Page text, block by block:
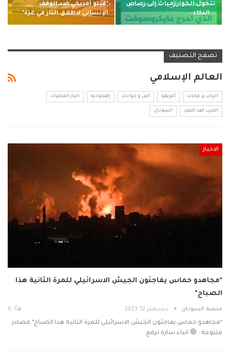
تتحول الخوارزميات إلى رصاص
.. الذكاء…
*فيتو أمريكي ضد الوقف
الإنساني لاطلاق النار في غزة*
تصفح التصنيف
العالم الإسلامي
أحزاب و كيانات أفريقيا أمن و حوادث إقتصادية اخبار المحليات
الحرب ضد التمرد السودان
الاخبار
*مجاهدو حماس يفاجئون الجيش الاسرائيلي للمرة الثانية هذا
الصباح*
منصة السودان ديسمبر 12, 2023
*مجاهدو حماس يفاجئون الجيش الاسرائيلي للمرة الثانية هذا الصباح* مصادر
متنوعة : 🔴 انباء سارة ترفع…